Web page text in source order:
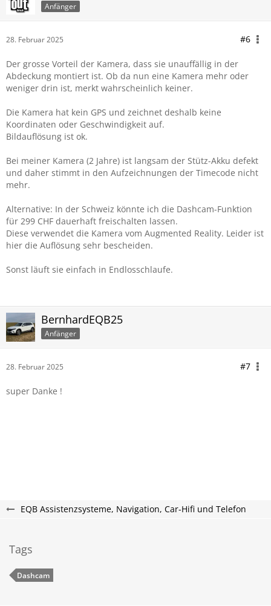
Anfänger
28. Februar 2025 #6
Der grosse Vorteil der Kamera, dass sie unauffällig in der
Abdeckung montiert ist. Ob da nun eine Kamera mehr oder
weniger drin ist, merkt wahrscheinlich keiner.
Die Kamera hat kein GPS und zeichnet deshalb keine
Koordinaten oder Geschwindigkeit auf.
Bildauflösung ist ok.
Bei meiner Kamera (2 Jahre) ist langsam der Stütz-Akku defekt
und daher stimmt in den Aufzeichnungen der Timecode nicht
mehr.
Alternative: In der Schweiz könnte ich die Dashcam-Funktion
für 299 CHF dauerhaft freischalten lassen.
Diese verwendet die Kamera vom Augmented Reality. Leider ist
hier die Auflösung sehr bescheiden.
Sonst läuft sie einfach in Endlosschlaufe.
BernhardEQB25
Anfänger
28. Februar 2025 #7
super Danke !
EQB Assistenzsysteme, Navigation, Car-Hifi und Telefon
Tags
Dashcam